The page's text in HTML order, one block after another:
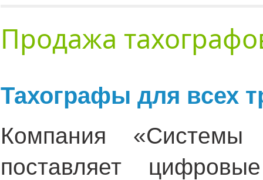
Продажа
Тахографы для всех
Компания «Системы
поставляет